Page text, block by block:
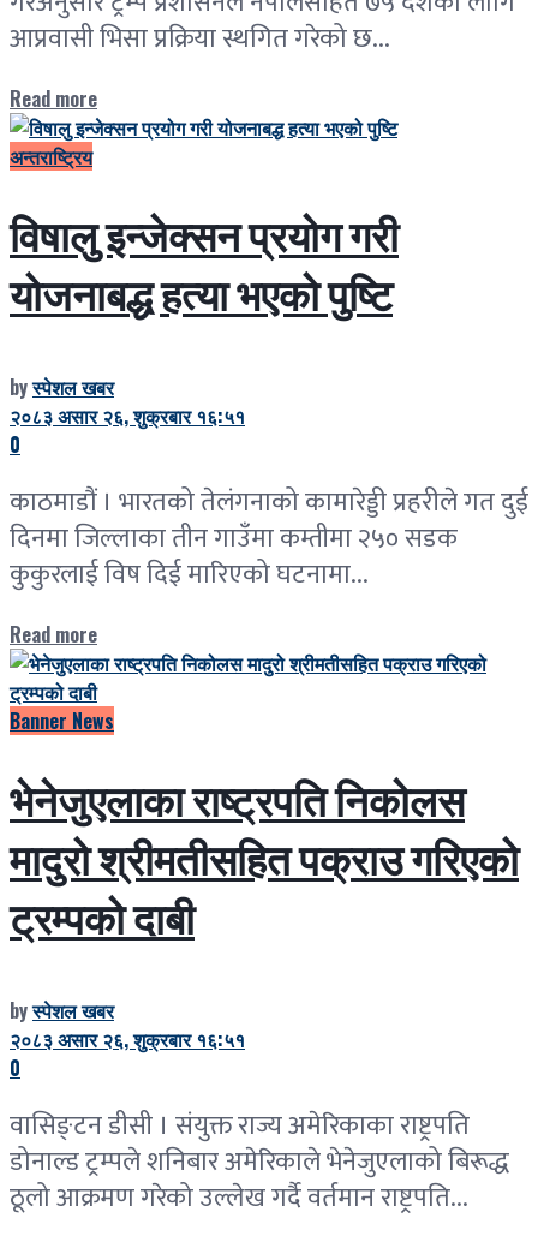
आप्रवासी भिसा प्रक्रिया स्थगित गरेको छ...
Read more
अन्तराष्ट्रिय
विषालु इन्जेक्सन प्रयोग गरी
योजनाबद्ध हत्या भएको पुष्टि
byस्पेशल खबर
२०८३ असार २६, शुक्रबार १६:५१
0
काठमाडौं । भारतको तेलंगनाको कामारेड्डी प्रहरीले गत दुई
दिनमा जिल्लाका तीन गाउँमा कम्तीमा २५० सडक
कुकुरलाई विष दिई मारिएको घटनामा...
Read more
Banner News
भेनेजुएलाका राष्ट्रपति निकोलस
मादुरो श्रीमतीसहित पक्राउ गरिएको
ट्रम्पको दाबी
byस्पेशल खबर
२०८३ असार २६, शुक्रबार १६:५१
0
वासिङ्टन डीसी । संयुक्त राज्य अमेरिकाका राष्ट्रपति
डोनाल्ड ट्रम्पले शनिबार अमेरिकाले भेनेजुएलाको बिरूद्ध
ठूलो आक्रमण गरेको उल्लेख गर्दै वर्तमान राष्ट्रपति...